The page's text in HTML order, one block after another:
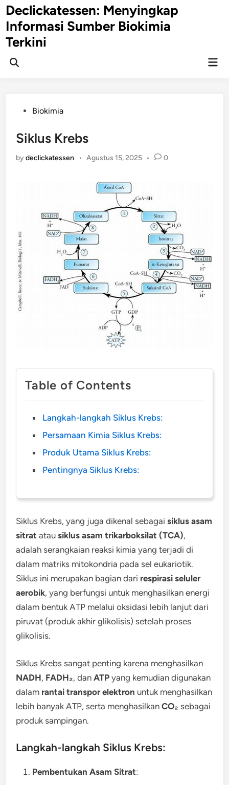
Skip
to
content
Declickatessen: Menyingkap
Informasi Sumber Biokimia
Terkini
Open
PostedBiokimia
Siklus Krebs
bydeclickatessen • Agustus 15, 2025 • 0
Table of Contents
Langkah-langkah Siklus Krebs:
Persamaan Kimia Siklus Krebs:
Produk Utama Siklus Krebs:
Pentingnya Siklus Krebs:
Siklus Krebs, yang juga dikenal sebagaisiklus asam
sitrat atausiklus asam trikarboksilat (TCA),
adalah serangkaian reaksi kimia yang terjadi di
dalam matriks mitokondria pada sel eukariotik.
Siklus ini merupakan bagian dari respirasi seluler
aerobik, yang berfungsi untuk menghasilkan energi
dalam bentuk ATP melalui oksidasi lebih lanjut dari
piruvat (produk akhir glikolisis) setelah proses
glikolisis.
Siklus Krebs sangat penting karena menghasilkan
NADH, FADH₂, danATP yang kemudian digunakan
dalam rantai transpor elektron untuk menghasilkan
lebih banyak ATP, serta menghasilkanCO₂ sebagai
produk sampingan.
Langkah-langkah Siklus Krebs:
Pembentukan Asam Sitrat: